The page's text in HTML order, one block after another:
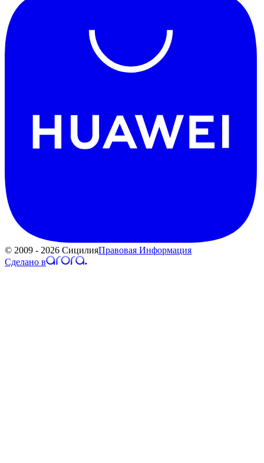
© 2009 - 2026 СицилияПравовая Информация
Сделано в